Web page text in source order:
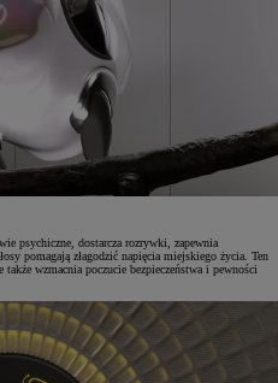
psychiczne, dostarcza rozrywki, zapewnia
pomagają złagodzić napięcia miejskiego życia. Ten
wzmacnia poczucie bezpieczeństwa i pewności